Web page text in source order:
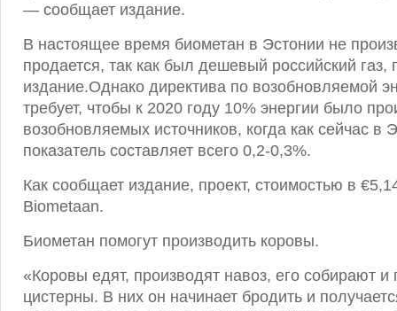
— сообщает издание.
В настоящее время биометан в Эстонии не
продается, так как был дешевый российский газ,
издание.Однако директива по возобновляемой
требует, чтобы к 2020 году 10% энергии было
возобновляемых источников, когда как сейчас в
показатель составляет всего 0,2-0,3%.
Как сообщает издание, проект, стоимостью в
Biometaan.
Биометан помогут производить коровы.
«Коровы едят, производят навоз, его собирают
цистерны. В них он начинает бродить и